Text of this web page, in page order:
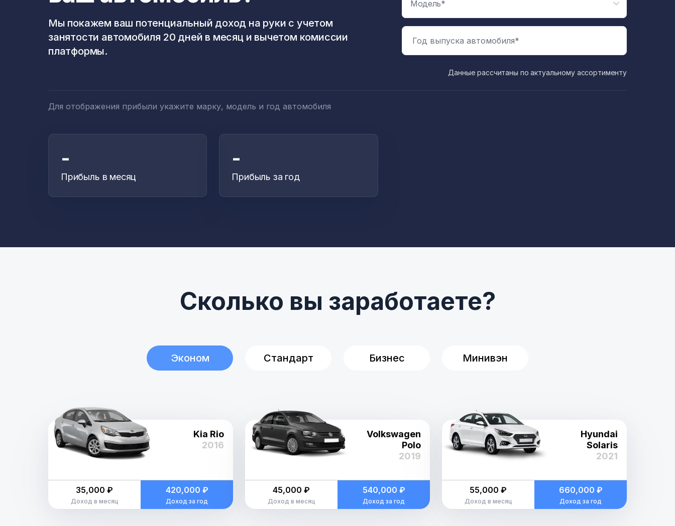
Мы покажем ваш потенциальный доход на руки с учетом
занятости автомобиля 20 дней в месяц и вычетом комиссии
платформы.
Год выпуска автомобиля*
Данные рассчитаны по актуальному ассортименту
Для отображения прибыли укажите марку, модель и год автомобиля
-
Прибыль в месяц
-
Прибыль за год
Сколько вы заработаете?
Эконом Стандарт Бизнес Минивэн
Kia Rio
2016
35,000 ₽
Доход в месяц
420,000 ₽
Доход за год
Volkswagen
Polo
2019
45,000 ₽
Доход в месяц
540,000 ₽
Доход за год
Hyundai
Solaris
2021
55,000 ₽
Доход в месяц
660,000 ₽
Доход за год